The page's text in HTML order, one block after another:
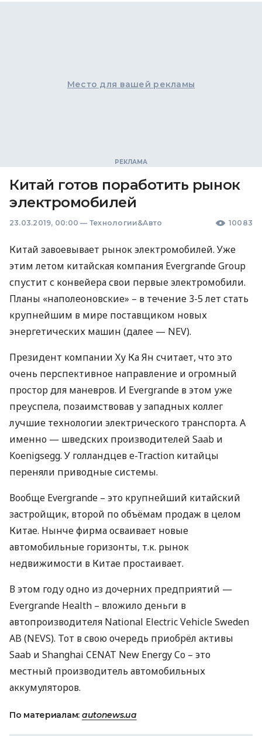
Место для вашей рекламы
Китай готов поработить рынок
электромобилей
23.03.2019, 00:00 — Технологии&Авто 10083
Китай завоевывает рынок электромобилей. Уже
этим летом китайская компания Evergrande Group
спустит с конвейера свои первые электромобили.
Планы «наполеоновские» – в течение 3-5 лет стать
крупнейшим в мире поставщиком новых
энергетических машин (далее — NEV).
Президент компании Ху Ка Ян считает, что это
очень перспективное направление и огромный
простор для маневров. И Evergrande в этом уже
преуспела, позаимствовав у западных коллег
лучшие технологии электрического транспорта. А
именно — шведских производителей Saab и
Koenigsegg. У голландцев e-Traction китайцы
переняли приводные системы.
Вообще Evergrande – это крупнейший китайский
застройщик, второй по объёмам продаж в целом
Китае. Нынче фирма осваивает новые
автомобильные горизонты, т.к. рынок
недвижимости в Китае простаивает.
В этом году одно из дочерних предприятий —
Evergrande Health – вложило деньги в
автопроизводителя National Electric Vehicle Sweden
AB (NEVS). Тот в свою очередь приобрёл активы
Saab и Shanghai CENAT New Energy Co – это
местный производитель автомобильных
аккумуляторов.
По материалам: autonews.ua